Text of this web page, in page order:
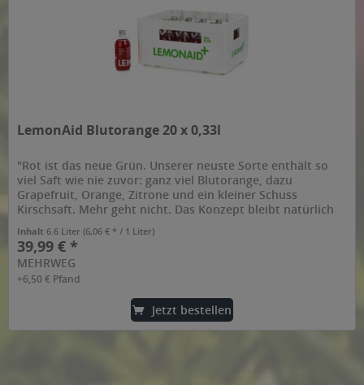
LemonAid Blutorange 20 x 0,33l
"Rot ist das neue Grün. Unserer neuste Sorte enthält so
viel Saft wie nie zuvor: ganz viel Blutorange, dazu
Grapefruit, Orange, Zitrone und ein kleiner Schuss
Kirschsaft. Mehr geht nicht. Das Konzept bleibt natürlich
Inhalt6.6 Liter(6,06 € * / 1 Liter)
39,99 € *
MEHRWEG
+6,50 € Pfand
Jetzt bestellen